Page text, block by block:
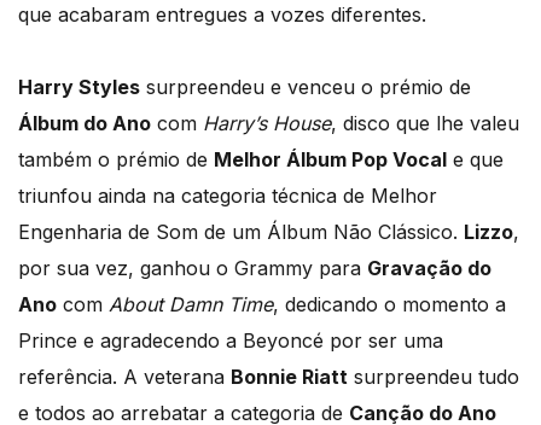
que acabaram entregues a vozes diferentes.
Harry Styles surpreendeu e venceu o prémio de
Álbum do Ano com Harry’s House, disco que lhe valeu
também o prémio de Melhor Álbum Pop Vocal e que
triunfou ainda na categoria técnica de Melhor
Engenharia de Som de um Álbum Não Clássico. Lizzo,
por sua vez, ganhou o Grammy para Gravação do
Ano com About Damn Time, dedicando o momento a
Prince e agradecendo a Beyoncé por ser uma
referência. A veterana Bonnie Riatt surpreendeu tudo
e todos ao arrebatar a categoria de Canção do Ano